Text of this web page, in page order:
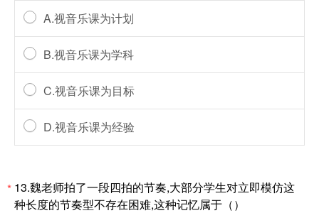
A.视音乐课为计划
B.视音乐课为学科
C.视音乐课为目标
D.视音乐课为经验
* 13.魏老师拍了一段四拍的节奏,大部分学生对立即模仿这
种长度的节奏型不存在困难,这种记忆属于（）